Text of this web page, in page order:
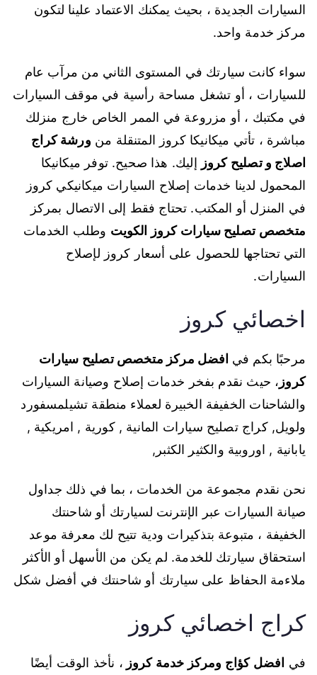
السيارات الجديدة ، بحيث يمكنك الاعتماد علينا لتكون
مركز خدمة واحد.
سواء كانت سيارتك في المستوى الثاني من مرآب عام
للسيارات ، أو تشغل مساحة رأسية في موقف السيارات
في مكتبك ، أو مزروعة في الممر الخاص خارج منزلك
مباشرة ، تأتي ميكانيكا كروز المتنقلة من ورشة كراج
اصلاج و تصليح كروز إليك. هذا صحيح. توفر ميكانيكا
المحمول لدينا خدمات إصلاح السيارات ميكانيكي كروز
في المنزل أو المكتب. تحتاج فقط إلى الاتصال بمركز
متخصص تصليح سيارات كروز الكويت وطلب الخدمات
التي تحتاجها للحصول على أسعار كروز لإصلاح
السيارات.
اخصائي كروز
مرحبًا بكم في افضل مركز متخصص تصليح سيارات
كروز ، حيث نقدم بفخر خدمات إصلاح وصيانة السيارات
والشاحنات الخفيفة الخبيرة لعملاء منطقة تشيلمسفورد
ولويل, كراج تصليح سيارات المانية , كورية , امريكية ,
يابانية , اوروبية والكثير الكثبر,
نحن نقدم مجموعة من الخدمات ، بما في ذلك جداول
صيانة السيارات عبر الإنترنت لسيارتك أو شاحنتك
الخفيفة ، متبوعة بتذكيرات ودية تتيح لك معرفة موعد
استحقاق سيارتك للخدمة. لم يكن من الأسهل أو الأكثر
ملاءمة الحفاظ على سيارتك أو شاحنتك في أفضل شكل
كراج اخصائي كروز
في افضل كؤاج ومركز خدمة كروز ، نأخذ الوقت أيضًا